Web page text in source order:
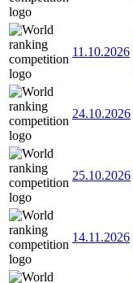
11.10.2026
24.10.2026
25.10.2026
14.11.2026